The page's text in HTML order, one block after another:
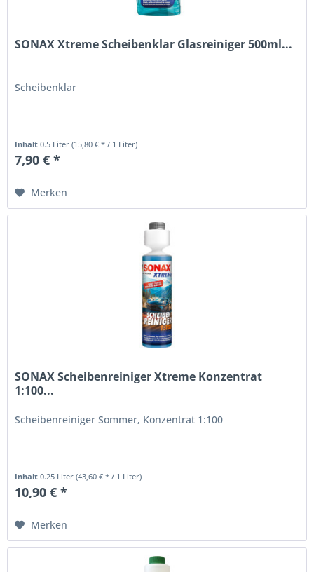
SONAX Xtreme Scheibenklar Glasreiniger 500ml...
Scheibenklar
Inhalt0.5 Liter(15,80 € * / 1 Liter)
7,90 € *
Merken
SONAX Scheibenreiniger Xtreme Konzentrat
1:100...
Scheibenreiniger Sommer, Konzentrat 1:100
Inhalt0.25 Liter(43,60 € * / 1 Liter)
10,90 € *
Merken